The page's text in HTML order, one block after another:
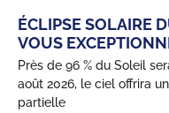
ÉCLIPSE SOLAIRE
VOUS
Près de 96 % du Soleil
août 2026, le ciel offrira
partielle